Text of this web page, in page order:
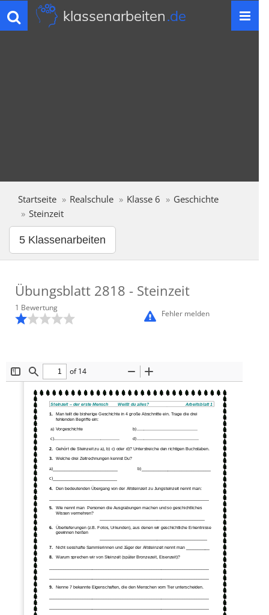
Toggle
navigation
klassenarbeiten.de
Startseite Realschule Klasse 6
Geschichte
Steinzeit
5 Klassenarbeiten
Übungsblatt 2818 - Steinzeit
Fehler melden
1 Bewertung
ToggleFind
of 14
Zoom
Steinzeit – der erste Mensch        Weißt du alles? Arbeitsblatt 1
1.
Man teilt die bisherige Geschichte in 4 große Abschnitte ein. Trage die drei
fehlenden Begriffe ein:
a) Vorgeschichte b)...................................................
c)....................................................... d)....................................................
2. Gehört die Steinzeit zu a), b) c) oder d)? Unterstreiche den richtigen Buchstaben.
3. Welche drei Zeitrechnungen kennst Du?
a)___________________________ b)_____________________________
c)___________________________
4. Den bedeutenden Übergang von der Altsteinzeit zu Jungsteinzeit nennt man:
5. Wie nennt man  Personen die Ausgrabungen machen und so geschichtliches
Wissen vermehren?
6.
Überlieferungen (z.B. Fotos, Urkunden), aus denen wir geschichtliche Erkentnisse
gewinnen heißen
7. Nicht sesshafte Sammlerinnen und Jäger der Altsteinzeit nennt man __________
8. Warum sprechen wir von Steinzeit (später Bronzezeit, Eisenzeit)?
9. Nenne 7 bekannte Eigenschaften, die den Menschen vom Tier unterscheiden.